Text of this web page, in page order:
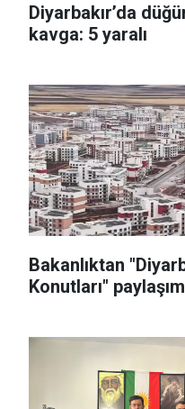
Diyarbakır’da
kavga: 5 yaralı
Bakanlıktan
Konutları"